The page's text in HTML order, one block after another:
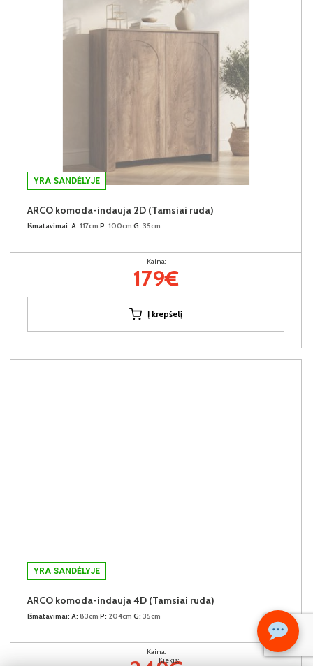
Kiekis:
YRA SANDĖLYJE
ARCO komoda-indauja 2D (Tamsiai ruda)
Išmatavimai: A: 117cm P: 100cm G: 35cm
Kaina:
179€
Į krepšelį
YRA SANDĖLYJE
ARCO komoda-indauja 4D (Tamsiai ruda)
Išmatavimai: A: 83cm P: 204cm G: 35cm
Kaina: